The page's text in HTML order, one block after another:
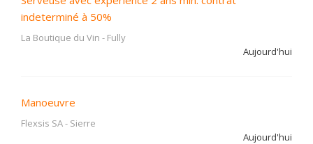
indeterminé à 50%
La Boutique du Vin - Fully
Aujourd'hui
Manoeuvre
Flexsis SA- Sierre
Aujourd'hui